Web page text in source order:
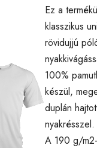
Ez a
klasszikus
rövidujjú
100%
készül,
duplán
nyakrésszel.
A 190 g/